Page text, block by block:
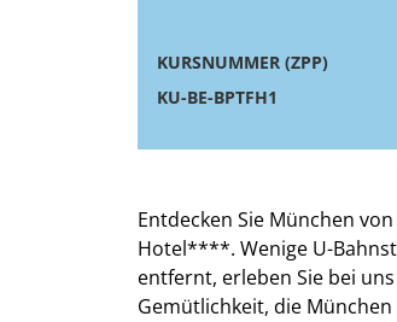
KURSNUMMER (ZPP)
KU-BE-BPTFH1
Entdecken Sie München
Hotel****. Wenige U-
entfernt, erleben Sie bei
Gemütlichkeit, die